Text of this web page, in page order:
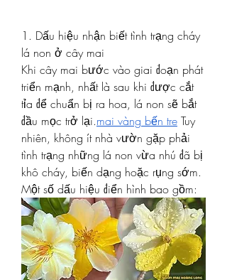
1. Dấu hiệu nhận biết tình trạng cháy
lá non ở cây mai
Khi cây mai bước vào giai đoạn phát
triển mạnh, nhất là sau khi được cắt
tỉa để chuẩn bị ra hoa, lá non sẽ bắt
đầu mọc trở lại.mai vàng bến tre Tuy
nhiên, không ít nhà vườn gặp phải
tình trạng những lá non vừa nhú đã bị
khô cháy, biến dạng hoặc rụng sớm.
Một số dấu hiệu điển hình bao gồm: